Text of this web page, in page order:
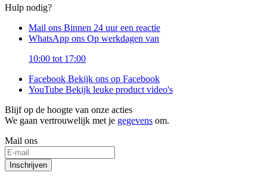
Hulp nodig?
Mail ons Binnen 24 uur een reactie
WhatsApp ons Op werkdagen van
10:00 tot 17:00
Facebook Bekijk ons op Facebook
YouTube Bekijk leuke product video's
Blijf op de hoogte van onze acties
We gaan vertrouwelijk met je gegevens om.
Mail ons
Inschrijven